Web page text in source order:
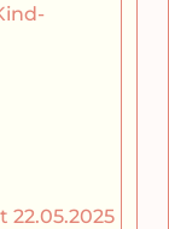
22.05.2025